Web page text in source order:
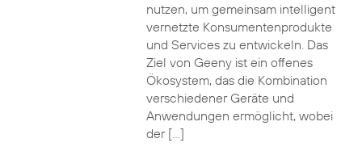
nutzen, um gemeinsam intelligent
vernetzte Konsumentenprodukte
und Services zu entwickeln. Das
Ziel von Geeny ist ein offenes
Ökosystem, das die Kombination
verschiedener Geräte und
Anwendungen ermöglicht, wobei
der […]